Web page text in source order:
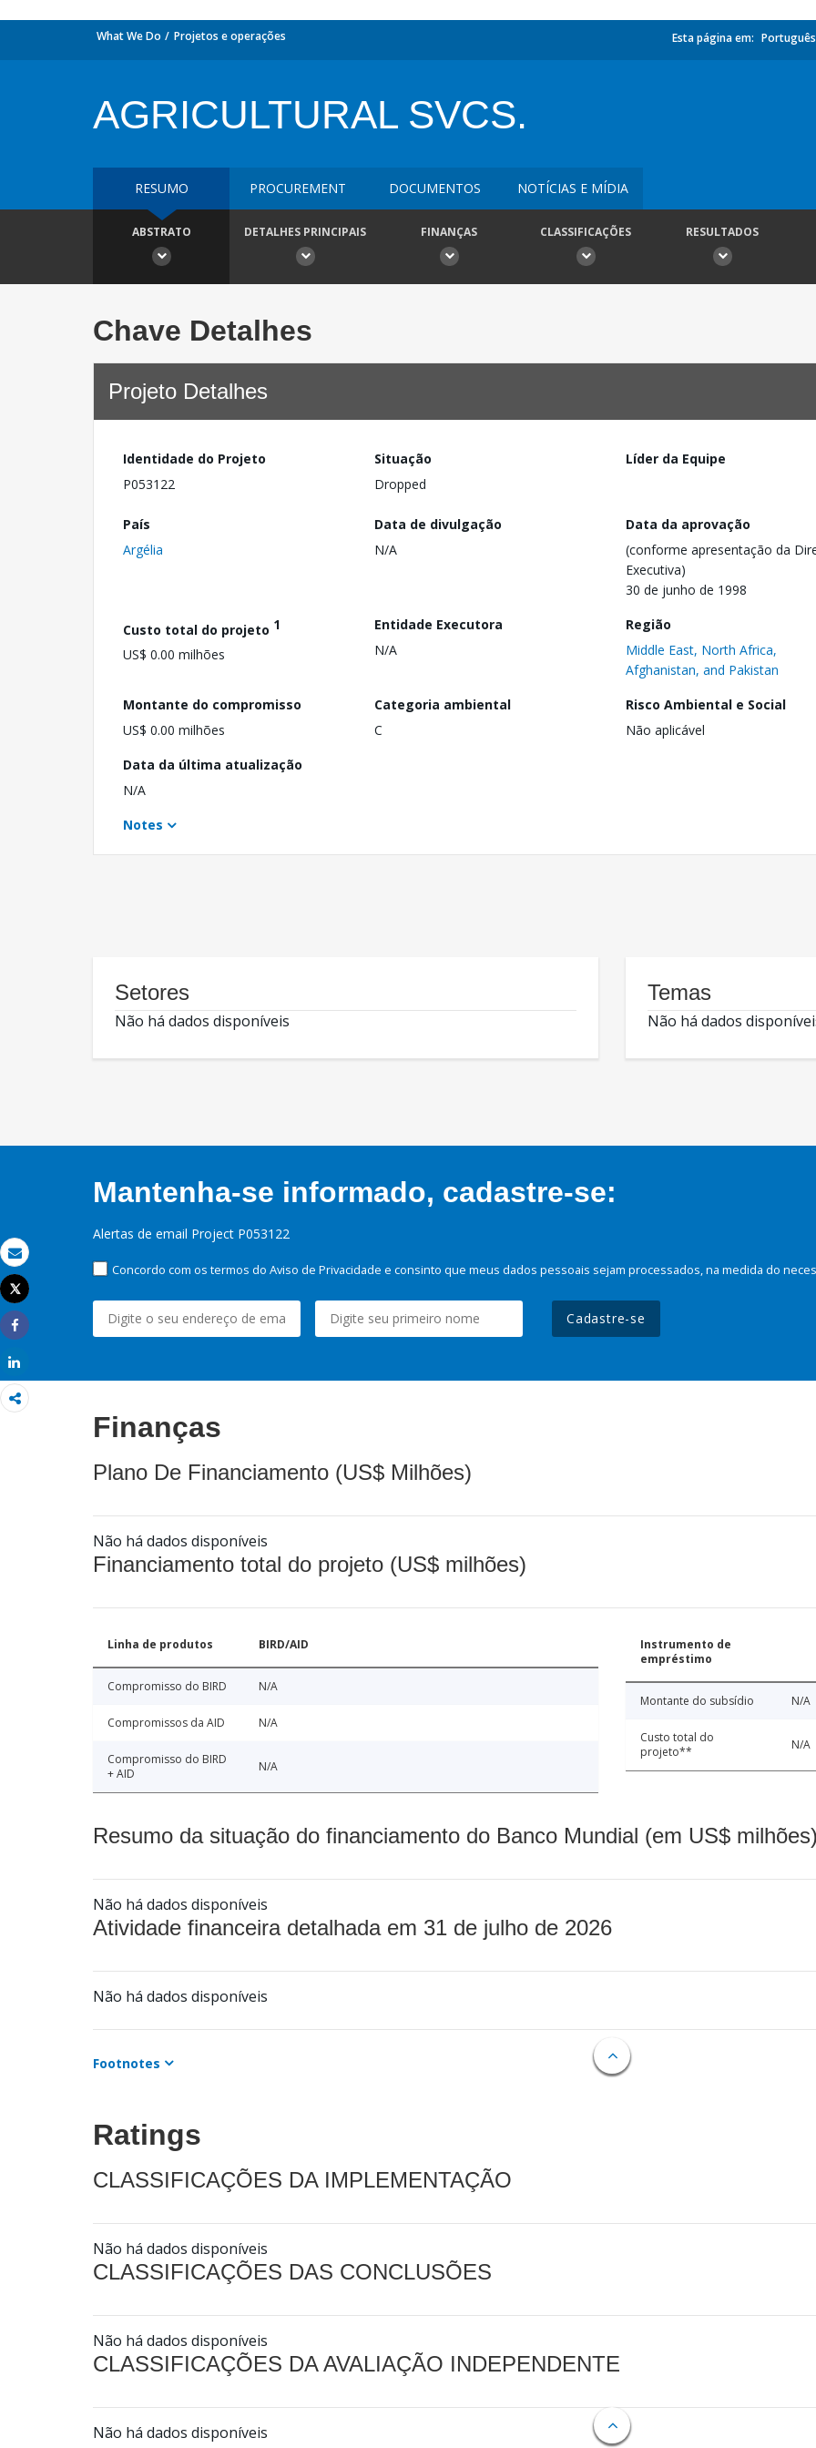
Email
Imprimir
Tweet
Share
What We Do Projetos e operações Esta página em: Português
AGRICULTURAL SVCS.
RESUMO PROCUREMENT DOCUMENTOS NOTÍCIAS E MÍDIA
ABSTRATO DETALHES PRINCIPAIS FINANÇAS CLASSIFICAÇÕES RESULTADOS
Chave Detalhes
Projeto Detalhes
Identidade do Projeto
P053122
Situação
Dropped
Líder da Equipe
País
Argélia
Data de divulgação
N/A
Data da aprovação
(conforme apresentação da
Executiva)
30 de junho de 1998
Custo total do projeto 1
US$ 0.00 milhões
Entidade Executora
N/A
Região
Middle East, North Africa,
Afghanistan, and Pakistan
Montante do compromisso
US$ 0.00 milhões
Categoria ambiental
C
Risco Ambiental e Social
Não aplicável
Data da última atualização
N/A
Notes
Setores
Não há dados disponíveis
Temas
Não há dados
Mantenha-se informado, cadastre-se:
Alertas de email Project P053122
Concordo com os termos do Aviso de Privacidade e consinto que meus dados pessoais sejam processados, na medida do
Cadastre-se
Finanças
Plano De Financiamento (US$ Milhões)
Não há dados disponíveis
Financiamento total do projeto (US$ milhões)
Linha de produtos BIRD/AID
Compromisso do BIRD N/A
Compromissos da AID N/A
Compromisso do BIRD
+ AID
N/A
Instrumento de
empréstimo
Montante do subsídio N/A
Custo total do
projeto**
N/A
Resumo da situação do financiamento do Banco Mundial (em US$
Não há dados disponíveis
Atividade financeira detalhada em 31 de julho de 2026
Não há dados disponíveis
Footnotes
Ratings
CLASSIFICAÇÕES DA IMPLEMENTAÇÃO
Não há dados disponíveis
CLASSIFICAÇÕES DAS CONCLUSÕES
Não há dados disponíveis
CLASSIFICAÇÕES DA AVALIAÇÃO INDEPENDENTE
Não há dados disponíveis